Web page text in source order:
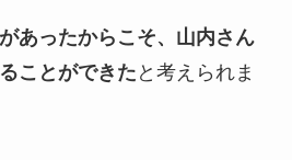
あったからこそ、山内さん
ことができた と考えられま